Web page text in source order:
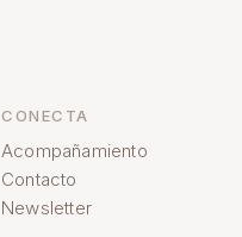
CONECTA
Acompañamiento
Contacto
Newsletter